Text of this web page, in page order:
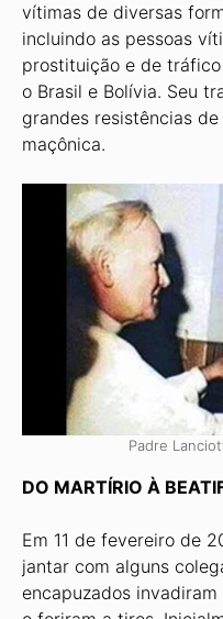
vítimas de diversas
incluindo as pessoas
prostituição e de
o Brasil e Bolívia. Seu
grandes resistências
maçônica.
Padre
DO MARTÍRIO À
Em 11 de fevereiro de
jantar com alguns
encapuzados